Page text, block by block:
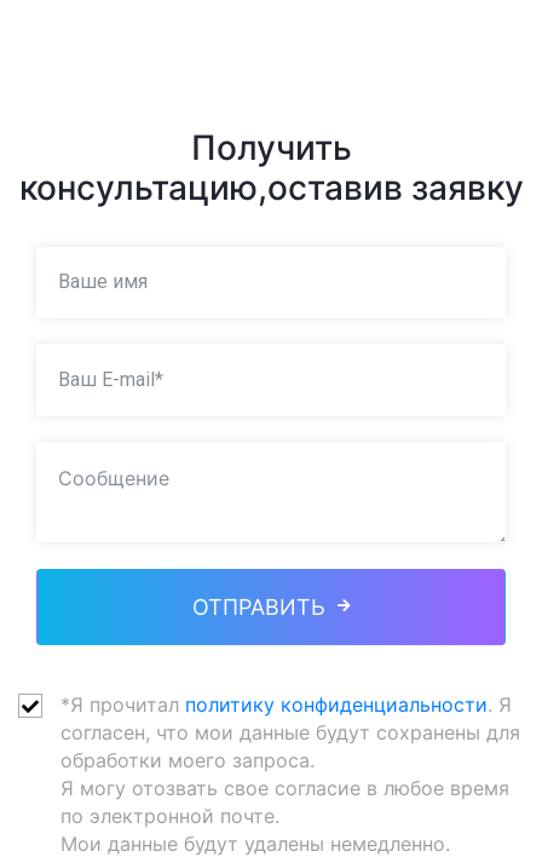
Получить
консультацию,оставив заявку
ОТПРАВИТЬ
*Я прочитал политику конфиденциальности. Я
согласен, что мои данные будут сохранены для
обработки моего запроса.
Я могу отозвать свое согласие в любое время
по электронной почте.
Мои данные будут удалены немедленно.